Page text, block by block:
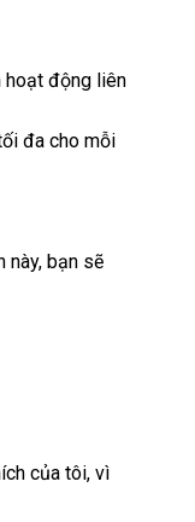
hoạt động liên
đa cho mỗi
này, bạn sẽ
của tôi, vì